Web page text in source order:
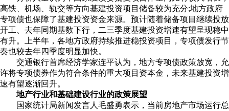
高铁、机场、轨交等方向基建投资项目储备较为充分;地方政府
专项债也保障了基建投资资金来源。预计随着储备项目继续投放
开工、去年同期基数下行，二三季度基建投资增速有望呈现稳中
有升。上半年，各地方政府持续推进稳投资项目，专项债发行节
奏也较去年四季度明显加快。
交通银行首席经济学家连平认为，地方专项债政策放宽，允
许将专项债券作为符合条件的重大项目资本金，未来基建投资增
速有望逐渐回升。
地产行业和基础建设行业的政策展望
国家统计局新闻发言人毛盛勇表示，当前房地产市场运行总